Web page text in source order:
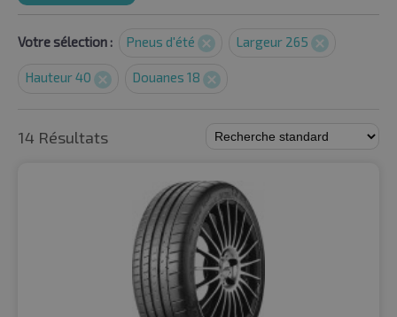
Votre sélection : Pneus d'été Largeur 265
Hauteur 40 Douanes 18
14 Résultats